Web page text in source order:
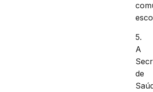
5.
A
de